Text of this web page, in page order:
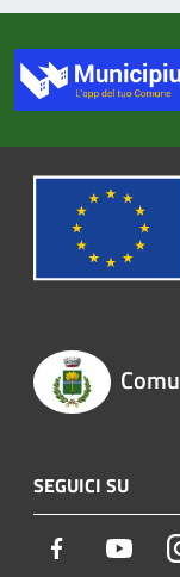
SEGUICI SU
Facebook